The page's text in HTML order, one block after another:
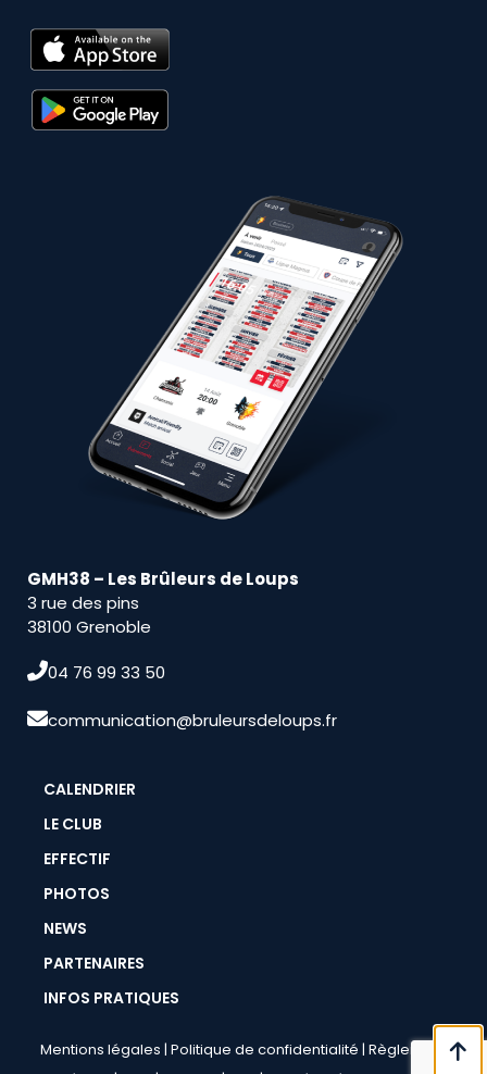
CALENDRIER
LE CLUB
EFFECTIF
PHOTOS
NEWS
PARTENAIRES
INFOS PRATIQUES
GMH38 – Les Brûleurs de Loups
3 rue des pins
38100 Grenoble
04 76 99 33 50
communication@bruleursdeloups.fr
Mentions légales | Politique de confidentialité | Règlement